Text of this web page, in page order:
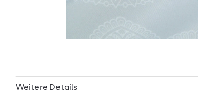
Weitere Details